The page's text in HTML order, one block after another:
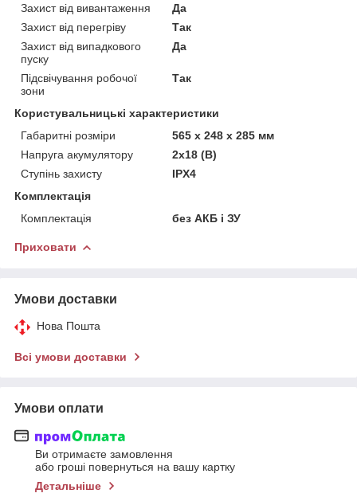
Захист від вивантаження
Да
Захист від перегріву
Так
Захист від випадкового
пуску
Да
Підсвічування робочої
зони
Так
Користувальницькі характеристики
Габаритні розміри
565 x 248 x 285 мм
Напруга акумулятору
2х18 (В)
Ступінь захисту
IPX4
Комплектація
Комплектація
без АКБ і ЗУ
Приховати
Умови доставки
Нова Пошта
Всі умови доставки
Умови оплати
Ви отримаєте замовлення
або гроші повернуться на вашу картку
Детальніше